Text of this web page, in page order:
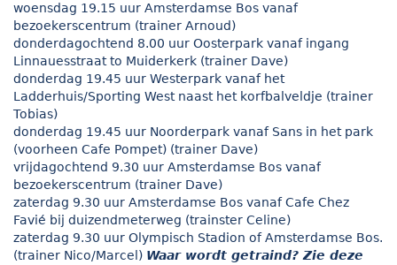
woensdag 19.15 uur Amsterdamse Bos vanaf
bezoekerscentrum (trainer Arnoud)
donderdagochtend 8.00 uur Oosterpark vanaf ingang
Linnauesstraat to Muiderkerk (trainer Dave)
donderdag 19.45 uur Westerpark vanaf het
Ladderhuis/Sporting West naast het korfbalveldje (trainer
Tobias)
donderdag 19.45 uur Noorderpark vanaf Sans in het park
(voorheen Cafe Pompet) (trainer Dave)
vrijdagochtend 9.30 uur Amsterdamse Bos vanaf
bezoekerscentrum (trainer Dave)
zaterdag 9.30 uur Amsterdamse Bos vanaf Cafe Chez
Favié bij duizendmeterweg (trainster Celine)
zaterdag 9.30 uur Olympisch Stadion of Amsterdamse Bos.
(trainer Nico/Marcel) Waar wordt getraind? Zie deze